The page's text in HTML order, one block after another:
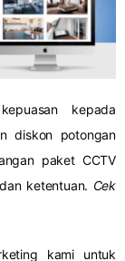
kepada
diskon potongan
paket CCTV
ketentuan. Cek
kami untuk